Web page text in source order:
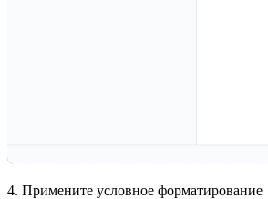
4. Примените условное форматирование